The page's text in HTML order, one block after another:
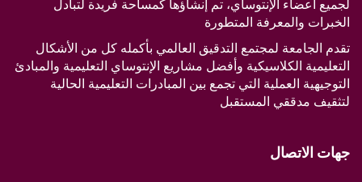
لجميع أعضاء الإنتوساي، تم إنشاؤها كمساحة فريدة لتبادل
الخبرات والمعرفة المتطورة
تقدم الجامعة لمجتمع التدقيق العالمي بأكمله كل من الأشكال
التعليمية الكلاسيكية وأفضل مشاريع الإنتوساي التعليمية والمبادئ
التوجيهية العملية التي تجمع بين المبادرات التعليمية الحالية
لتثقيف مدققي المستقبل
جهات الاتصال